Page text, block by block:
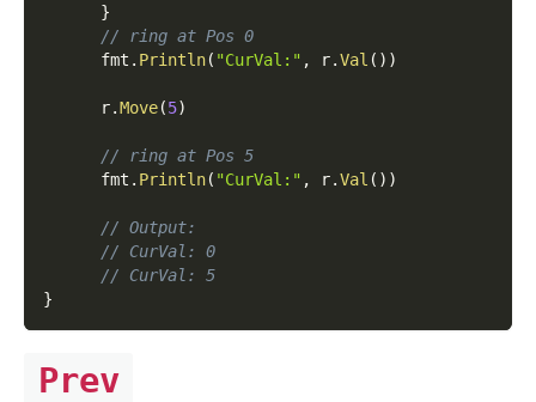
}
// ring at Pos 0
      fmt
. Println( "CurVal:" , r.Val ( ) )
      r
.Move(5)
// ring at Pos 5
      fmt
. Println( "CurVal:" , r.Val ( ) )
// Output:
// CurVal: 0
// CurVal: 5
}
Prev